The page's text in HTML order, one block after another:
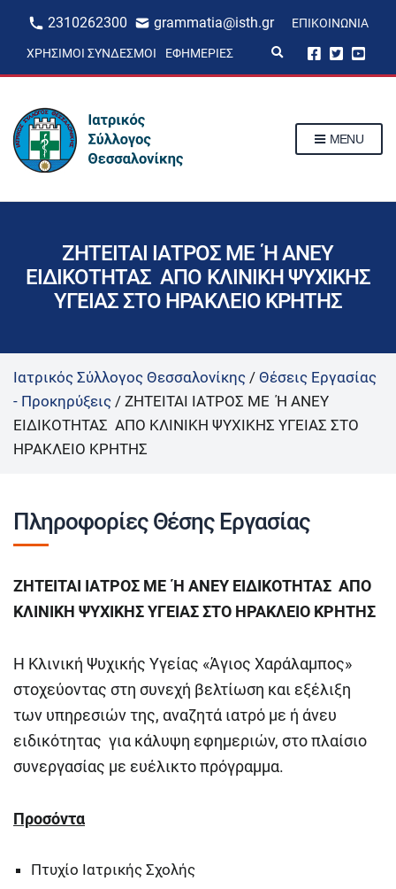
2310262300 grammatia@isth.gr ΕΠΙΚΟΙΝΩΝΊΑ
ΧΡΉΣΙΜΟΙ ΣΎΝΔΕΣΜΟΙ ΕΦΗΜΕΡΊΕΣ
p
m
MENU
ΖΗΤΕΙΤΑΙ ΙΑΤΡΟΣ ΜΕ Ή ΑΝΕΥ
ΕΙΔΙΚΟΤΗΤΑΣ ΑΠΟ ΚΛΙΝΙΚΗ ΨΥΧΙΚΗΣ
ΥΓΕΙΑΣ ΣΤΟ ΗΡΑΚΛΕΙΟ ΚΡΗΤΗΣ
Ιατρικός Σύλλογος Θεσσαλονίκης / Θέσεις Εργασίας
- Προκηρύξεις / ΖΗΤΕΙΤΑΙ ΙΑΤΡΟΣ ΜΕ Ή ΑΝΕΥ
ΕΙΔΙΚΟΤΗΤΑΣ ΑΠΟ ΚΛΙΝΙΚΗ ΨΥΧΙΚΗΣ ΥΓΕΙΑΣ ΣΤΟ
ΗΡΑΚΛΕΙΟ ΚΡΗΤΗΣ
Πληροφορίες Θέσης Εργασίας
ΖΗΤΕΙΤΑΙ ΙΑΤΡΟΣ ΜΕ Ή ΑΝΕΥ ΕΙΔΙΚΟΤΗΤΑΣ ΑΠΟ
ΚΛΙΝΙΚΗ ΨΥΧΙΚΗΣ ΥΓΕΙΑΣ ΣΤΟ ΗΡΑΚΛΕΙΟ ΚΡΗΤΗΣ
Η Κλινική Ψυχικής Υγείας «Άγιος Χαράλαμπος»
στοχεύοντας στη συνεχή βελτίωση και εξέλιξη
των υπηρεσιών της, αναζητά ιατρό με ή άνευ
ειδικότητας για κάλυψη εφημεριών, στο πλαίσιο
συνεργασίας με ευέλικτο πρόγραμμα.
Προσόντα
Πτυχίο Ιατρικής Σχολής